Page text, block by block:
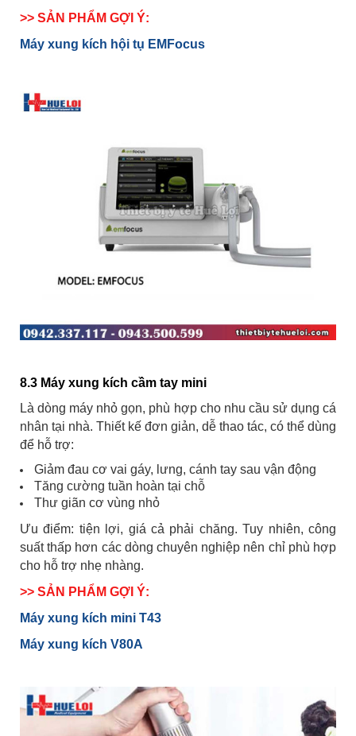
>> SẢN PHẨM GỢI Ý:
Máy xung kích hội tụ EMFocus
8.3 Máy xung kích cầm tay mini
Là dòng máy nhỏ gọn, phù hợp cho nhu cầu sử dụng cá
nhân tại nhà. Thiết kế đơn giản, dễ thao tác, có thể dùng
để hỗ trợ:
Giảm đau cơ vai gáy, lưng, cánh tay sau vận động
Tăng cường tuần hoàn tại chỗ
Thư giãn cơ vùng nhỏ
Ưu điểm: tiện lợi, giá cả phải chăng. Tuy nhiên, công
suất thấp hơn các dòng chuyên nghiệp nên chỉ phù hợp
cho hỗ trợ nhẹ nhàng.
>> SẢN PHẨM GỢI Ý:
Máy xung kích mini T43
Máy xung kích V80A